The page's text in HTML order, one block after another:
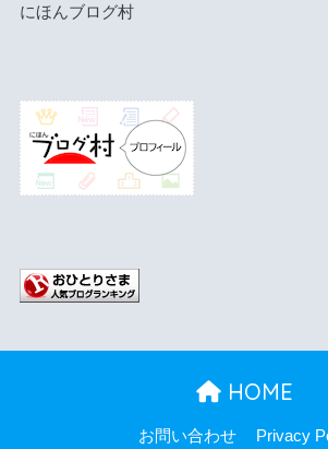
にほんブログ村
HOME
お問い合わせ Privacy